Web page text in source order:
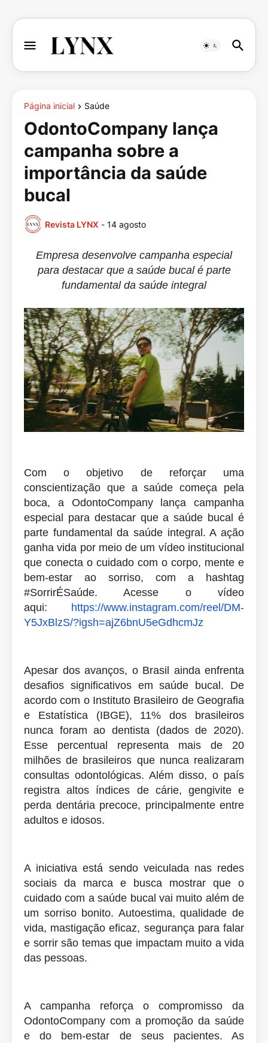
Página inicial Saúde
OdontoCompany lança
campanha sobre a
importância da saúde
bucal
Revista LYNX - 14 agosto
Empresa desenvolve campanha especial
para destacar que a saúde bucal é parte
fundamental da saúde integral
Com o objetivo de reforçar uma
conscientização que a saúde começa pela
boca, a OdontoCompany lança campanha
especial para destacar que a saúde bucal é
parte fundamental da saúde integral. A ação
ganha vida por meio de um vídeo institucional
que conecta o cuidado com o corpo, mente e
bem-estar ao sorriso, com a hashtag
#SorrirÉSaúde. Acesse o vídeo
aqui: https://www.instagram.com/reel/DM-
Y5JxBlzS/?igsh=ajZ6bnU5eGdhcmJz
Apesar dos avanços, o Brasil ainda enfrenta
desafios significativos em saúde bucal. De
acordo com o Instituto Brasileiro de Geografia
e Estatística (IBGE), 11% dos brasileiros
nunca foram ao dentista (dados de 2020).
Esse percentual representa mais de 20
milhões de brasileiros que nunca realizaram
consultas odontológicas. Além disso, o país
registra altos índices de cárie, gengivite e
perda dentária precoce, principalmente entre
adultos e idosos.
A iniciativa está sendo veiculada nas redes
sociais da marca e busca mostrar que o
cuidado com a saúde bucal vai muito além de
um sorriso bonito. Autoestima, qualidade de
vida, mastigação eficaz, segurança para falar
e sorrir são temas que impactam muito a vida
das pessoas.
A campanha reforça o compromisso da
OdontoCompany com a promoção da saúde
e do bem-estar de seus pacientes. As